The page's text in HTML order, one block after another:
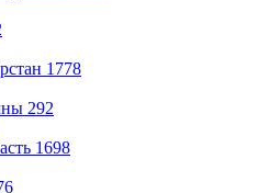
1778
292
1698